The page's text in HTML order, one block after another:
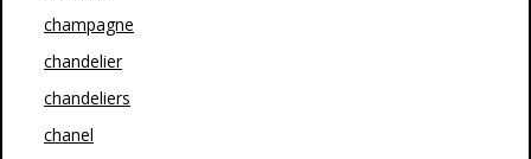
champagne
chandelier
chandeliers
chanel